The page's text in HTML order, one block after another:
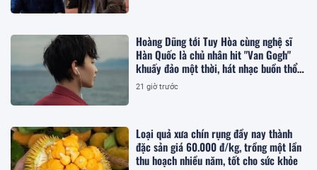
Hoàng Dũng tới Tuy Hòa cùng nghệ sĩ
Hàn Quốc là chủ nhân hit "Van Gogh"
khuấy đảo một thời, hát nhạc buồn thổn
thức
21 giờ trước
Loại quả xưa chín rụng đầy nay thành
đặc sản giá 60.000 đ/kg, trồng một lần
thu hoạch nhiều năm, tốt cho sức khỏe